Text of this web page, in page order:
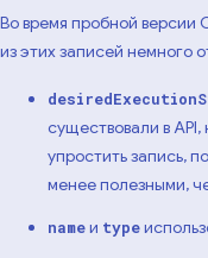
Во время пробной версии
из этих записей немного
существовали в
упростить запись,
менее полезными,
nameи type